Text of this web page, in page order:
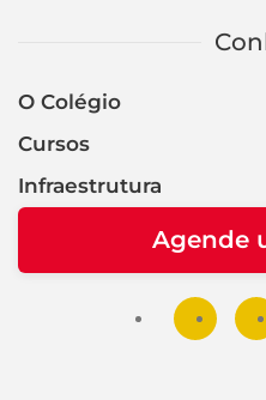
O Colégio
Cursos
Infraestrutura
Agende